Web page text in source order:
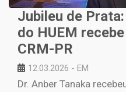
Jubileu de
do HUEM
CRM-PR
12.03.2026 - EM
Dr. Anber Tanaka